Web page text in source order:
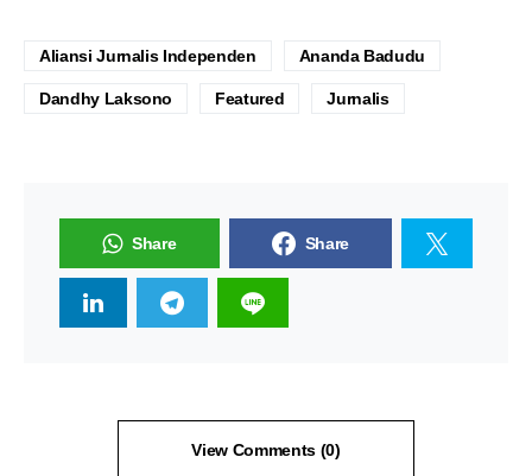
Aliansi Jurnalis Independen Ananda Badudu
Dandhy Laksono Featured Jurnalis
Share Share
View Comments (0)